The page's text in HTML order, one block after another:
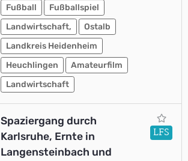
Fußball
Fußballspiel
Landwirtschaft,
Ostalb
Landkreis Heidenheim
Heuchlingen
Amateurfilm
Landwirtschaft
Spaziergang durch
Karlsruhe, Ernte in
Langensteinbach und
LFS